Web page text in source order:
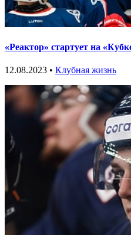
«Реактор» стартует на
12.08.2023 • Клубная жизнь